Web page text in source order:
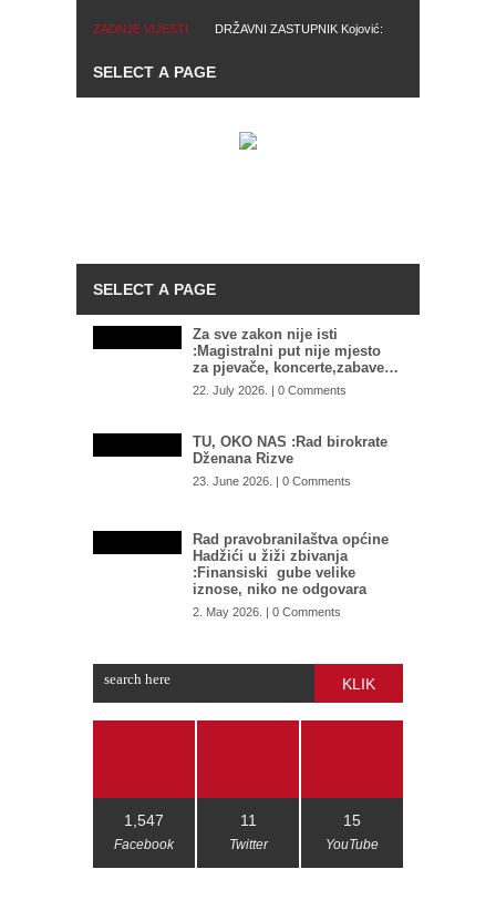
ZADNJE VIJESTI DRŽAVNI ZASTUPNIK Kojović:
Gledao sam gostovanje
Izetbegovića i iritiralo me, SDA
ne nudi drugačiji model
IMAJU SVE MOGUĆNOSTI
Zašto Tužilaštvo BiH ne
preuzme predmet mafijaških
obračuna u Istočnom Sarajevu:
Za sve zakon nije isti
:Magistralni put nije mjesto
za pjevače, koncerte,zabave…
22. July 2026. | 0 Comments
TU, OKO NAS :Rad birokrate
Dženana Rizve
23. June 2026. | 0 Comments
Rad pravobranilaštva općine
Hadžići u žiži zbivanja
:Finansiski gube velike
iznose, niko ne odgovara
2. May 2026. | 0 Comments
KLIK
1,547
Facebook
11
Twitter
15
YouTube